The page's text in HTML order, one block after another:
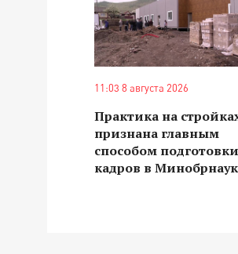
11:03 8 августа 2026
Практика на
признана главным
способом подготовки
кадров в